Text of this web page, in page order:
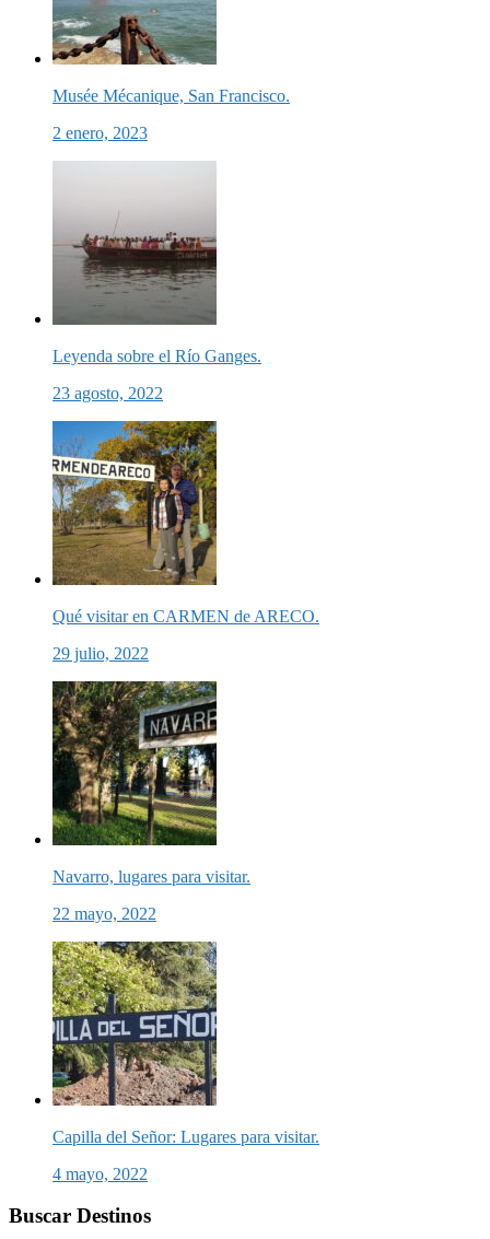
Musée Mécanique, San Francisco.
2 enero, 2023
Leyenda sobre el Río Ganges.
23 agosto, 2022
Qué visitar en CARMEN de ARECO.
29 julio, 2022
Navarro, lugares para visitar.
22 mayo, 2022
Capilla del Señor: Lugares para visitar.
4 mayo, 2022
Buscar Destinos